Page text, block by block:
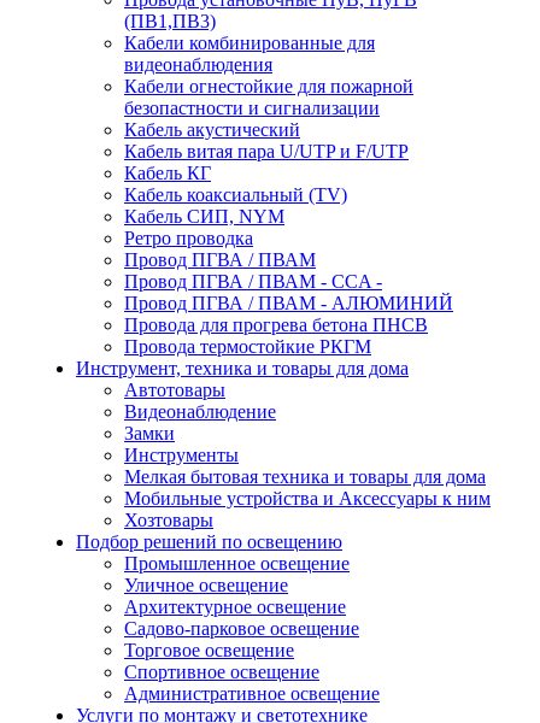
(ПВ1,ПВ3)
Кабели комбинированные для
видеонаблюдения
Кабели огнестойкие для пожарной
безопастности и сигнализации
Кабель акустический
Кабель витая пара U/UTP и F/UTP
Кабель КГ
Кабель коаксиальный (TV)
Кабель СИП, NYM
Ретро проводка
Провод ПГВА / ПВАМ
Провод ПГВА / ПВАМ - CCA -
Провод ПГВА / ПВАМ - АЛЮМИНИЙ
Провода для прогрева бетона ПНСВ
Провода термостойкие РКГМ
Инструмент, техника и товары для дома
Автотовары
Видеонаблюдение
Замки
Инструменты
Мелкая бытовая техника и товары для дома
Мобильные устройства и Аксессуары к ним
Хозтовары
Подбор решений по освещению
Промышленное освещение
Уличное освещение
Архитектурное освещение
Садово-парковое освещение
Торговое освещение
Спортивное освещение
Административное освещение
Услуги по монтажу и светотехнике